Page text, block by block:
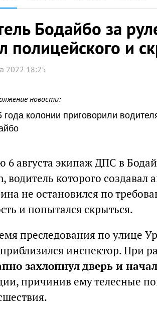
Бодайбо за
полицейского и
2022 18:25
новости:
года колонии приговорили
6 августа экипаж ДПС в
водитель которого
не остановился по
и попытался скрыться.
преследования по улице
инспектор. При
захлопнул дверь и
причинив ему телесные